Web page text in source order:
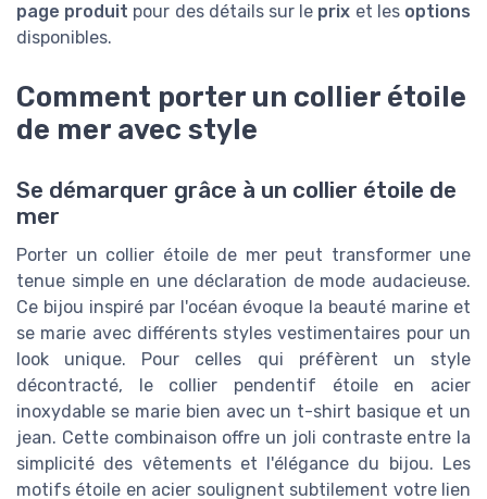
page produit pour des détails sur le prix et les options
disponibles.
Comment porter un collier étoile
de mer avec style
Se démarquer grâce à un collier étoile de
mer
Porter un collier étoile de mer peut transformer une
tenue simple en une déclaration de mode audacieuse.
Ce bijou inspiré par l'océan évoque la beauté marine et
se marie avec différents styles vestimentaires pour un
look unique. Pour celles qui préfèrent un style
décontracté, le collier pendentif étoile en acier
inoxydable se marie bien avec un t-shirt basique et un
jean. Cette combinaison offre un joli contraste entre la
simplicité des vêtements et l'élégance du bijou. Les
motifs étoile en acier soulignent subtilement votre lien